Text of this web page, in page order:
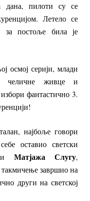
дана, пилоти су се
Летело се
за постоље била је
осмој серији, млади
челичне живце и
фантастично 3.
најбоље говори
оставио светски
и Матјажа Слугу,
такмичење завршио на
други на светској